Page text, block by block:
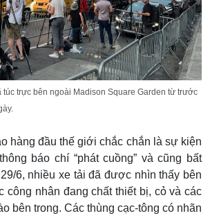
túc trực bên ngoài Madison Square Garden từ trước
hàng đầu thế giới chắc chắn là sự kiện
báo chí “phát cuồng” và cũng bất
6, nhiều xe tải đã được nhìn thấy bên
công nhân đang chất thiết bị, cỏ và các
bên trong. Các thùng cạc-tông có nhãn